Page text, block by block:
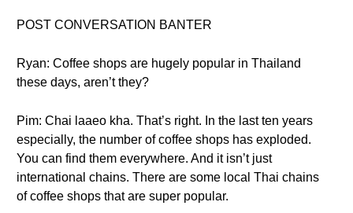
POST CONVERSATION BANTER
Ryan: Coffee shops are hugely popular in Thailand
these days, aren’t they?
Pim: Chai laaeo kha. That’s right. In the last ten years
especially, the number of coffee shops has exploded.
You can find them everywhere. And it isn’t just
international chains. There are some local Thai chains
of coffee shops that are super popular.